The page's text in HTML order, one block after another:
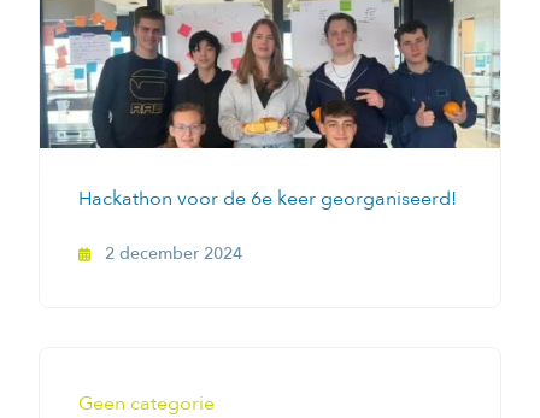
Hackathon voor de 6e keer georganiseerd!
2 december 2024
Geen categorie